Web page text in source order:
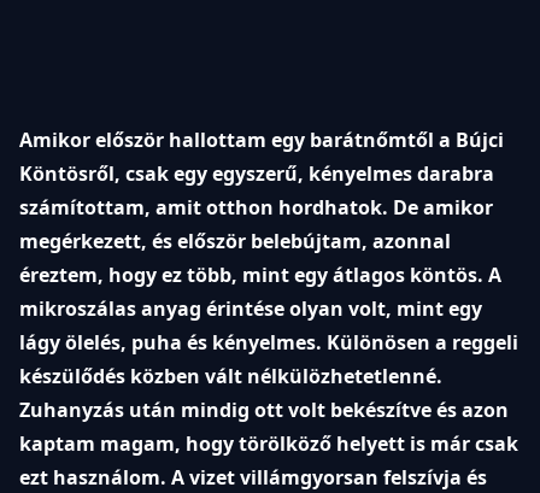
Amikor először hallottam egy barátnőmtől a Bújci
Köntösről, csak egy egyszerű, kényelmes darabra
számítottam, amit otthon hordhatok. De amikor
megérkezett, és először belebújtam, azonnal
éreztem, hogy ez több, mint egy átlagos köntös. A
mikroszálas anyag érintése olyan volt, mint egy
lágy ölelés, puha és kényelmes. Különösen a reggeli
készülődés közben vált nélkülözhetetlenné.
Zuhanyzás után mindig ott volt bekészítve és azon
kaptam magam, hogy törölköző helyett is már csak
ezt használom. A vizet villámgyorsan felszívja és